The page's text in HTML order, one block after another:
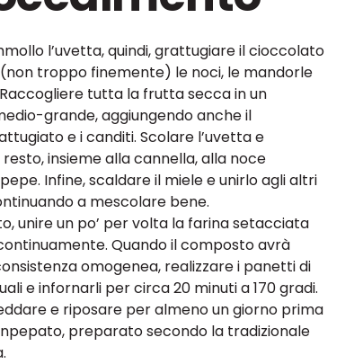
l’uvetta, quindi, grattugiare il cioccolato
troppo finemente) le noci, le mandorle
tutta la frutta secca in un
grande, aggiungendo anche il
e i canditi. Scolare l’uvetta e
insieme alla cannella, alla noce
Infine, scaldare il miele e unirlo agli altri
a mescolare bene.
unire un po’ per volta la farina setacciata
Quando il composto avrà
omogenea, realizzare i panetti di
e infornarli per circa 20 minuti a 170 gradi.
e riposare per almeno un giorno prima
preparato secondo la tradizionale